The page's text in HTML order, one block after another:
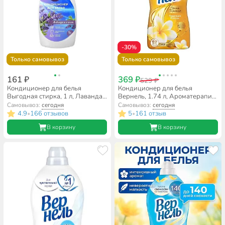
Только самовывоз
161 ₽
Кондиционер для белья
Выгодная стирка, 1 л, Лаванда
и хлопок
Самовывоз:сегодня
4.9•166 отзывов
В корзину
-30%
Только самовывоз
369 ₽529 ₽
Кондиционер для белья
Вернель, 1.74 л, Ароматерапия
Чарующая ваниль
Самовывоз: сегодня
5•161 отзыв
В корзину